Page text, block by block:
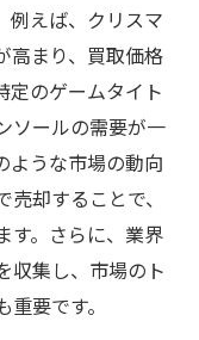
例えば、クリスマ
高まり、買取価格
定のゲームタイト
ソールの需要が一
ような市場の動向
却することで、
す。さらに、業界
収集し、市場のト
要です。